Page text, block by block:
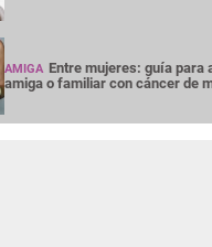
AMIGA Entre mujeres: guía para
amiga o familiar con cáncer de